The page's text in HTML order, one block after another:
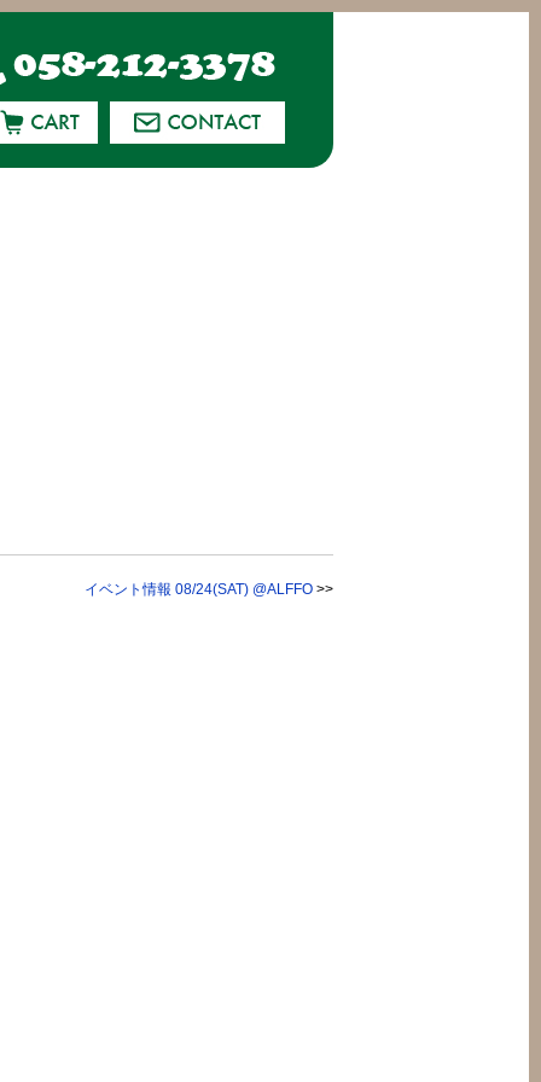
イベント情報 08/24(SAT) @ALFFO >>